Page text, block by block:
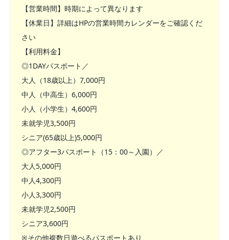
【営業時間】時期によって異なります
【休業日】詳細はHPの営業時間カレンダーをご確認くだ
さい
【利用料金】
◎1DAYパスポート／
大人（18歳以上）7,000円
中人（中高生）6,000円
小人（小学生）4,600円
未就学児3,500円
シニア(65歳以上)5,000円
◎アフター3パスポート（15：00～入園）／
大人5,000円
中人4,300円
小人3,300円
未就学児2,500円
シニア3,600円
※その他複数日遊べるパスポートあり